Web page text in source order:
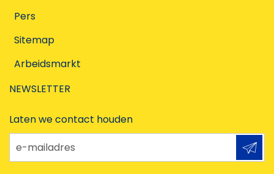
Pers
Sitemap
Arbeidsmarkt
NEWSLETTER
Laten we contact houden
e-mailadres